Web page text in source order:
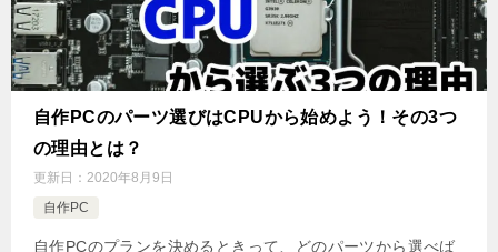
自作PCのパーツ選びはCPUから始めよう！その3つ
の理由とは？
更新日： 2020年8月9日
自作PC
自作PCのプランを決めるときって、どのパーツから選べば